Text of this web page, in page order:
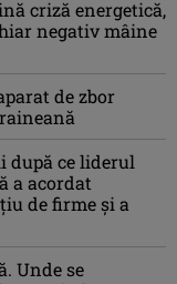
criză energetică,
negativ mâine
de zbor
după ce liderul
a acordat
de firme și a
Unde se